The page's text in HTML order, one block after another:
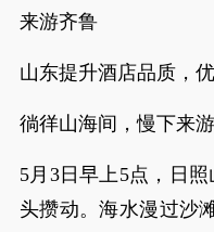
来游齐鲁
山东提升酒店品质，
徜徉山海间，慢下来
5月3日早上5点，日
头攒动。海水漫过沙